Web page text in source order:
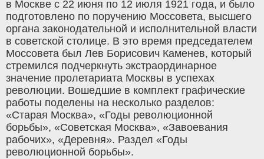
в Москве с 22 июня по 12 июля 1921 года, и было
подготовлено по поручению Моссовета, высшего
органа законодательной и исполнительной власти
в советской столице. В это время председателем
Моссовета был Лев Борисович Каменев, который
стремился подчеркнуть экстраординарное
значение пролетариата Москвы в успехах
революции. Вошедшие в комплект графические
работы поделены на несколько разделов:
«Старая Москва», «Годы революционной
борьбы», «Советская Москва», «Завоевания
рабочих», «Деревня». Раздел «Годы
революционной борьбы».